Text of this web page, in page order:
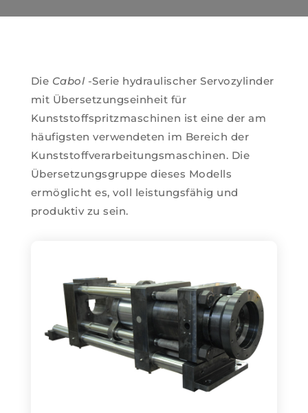
Die Cabol -Serie hydraulischer Servozylinder
mit Übersetzungseinheit für
Kunststoffspritzmaschinen ist eine der am
häufigsten verwendeten im Bereich der
Kunststoffverarbeitungsmaschinen. Die
Übersetzungsgruppe dieses Modells
ermöglicht es, voll leistungsfähig und
produktiv zu sein.